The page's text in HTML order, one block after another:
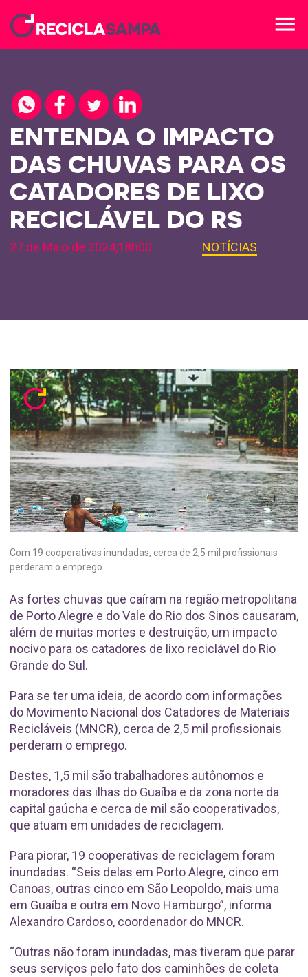
menu
ENTENDA O IMPACTO
DAS CHUVAS PARA OS
CATADORES DE LIXO
RECICLÁVEL DO RS
27 de Maio de 2024,18h00 NOTÍCIAS
Com 19 cooperativas inundadas, cerca de 2,5 mil profissionais
perderam o emprego.
As fortes chuvas que caíram na região metropolitana
de Porto Alegre e do Vale do Rio dos Sinos causaram,
além de muitas mortes e destruição, um impacto
nocivo para os catadores de lixo reciclável do Rio
Grande do Sul.
Para se ter uma ideia, de acordo com informações
do Movimento Nacional dos Catadores de Materiais
Recicláveis (MNCR), cerca de 2,5 mil profissionais
perderam o emprego.
Destes, 1,5 mil são trabalhadores autônomos e
moradores das ilhas do Guaíba e da zona norte da
capital gaúcha e cerca de mil são cooperativados,
que atuam em unidades de reciclagem.
Para piorar, 19 cooperativas de reciclagem foram
inundadas. “Seis delas em Porto Alegre, cinco em
Canoas, outras cinco em São Leopoldo, mais uma
em Guaíba e outra em Novo Hamburgo”, informa
Alexandro Cardoso, coordenador do MNCR.
“Outras não foram inundadas, mas tiveram que parar
seus serviços pelo fato dos caminhões de coleta